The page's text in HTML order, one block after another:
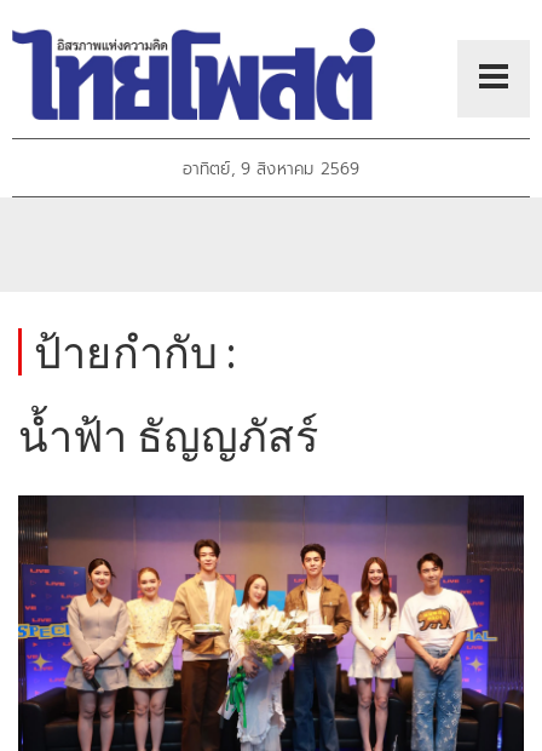
อาทิตย์, 9 สิงหาคม 2569
ป้ายกำกับ :
น้ำฟ้า ธัญญภัสร์